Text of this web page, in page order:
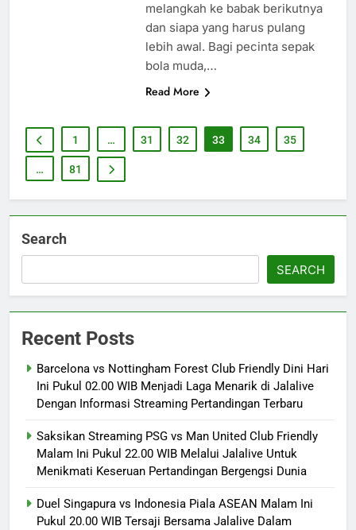
melangkah ke babak berikutnya
dan siapa yang harus pulang
lebih awal. Bagi pecinta sepak
bola muda,…
Read More
1 … 31 32 33 34 35
… 81
Search
SEARCH
Recent Posts
Barcelona vs Nottingham Forest Club Friendly Dini Hari
Ini Pukul 02.00 WIB Menjadi Laga Menarik di Jalalive
Dengan Informasi Streaming Pertandingan Terbaru
Saksikan Streaming PSG vs Man United Club Friendly
Malam Ini Pukul 22.00 WIB Melalui Jalalive Untuk
Menikmati Keseruan Pertandingan Bergengsi Dunia
Duel Singapura vs Indonesia Piala ASEAN Malam Ini
Pukul 20.00 WIB Tersaji Bersama Jalalive Dalam